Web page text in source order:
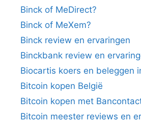
Binck of MeDirect?
Binck of MeXem?
Binck review en ervaringen
Binckbank review en
Biocartis koers en beleggen
Bitcoin kopen België
Bitcoin kopen met
Bitcoin meester reviews en